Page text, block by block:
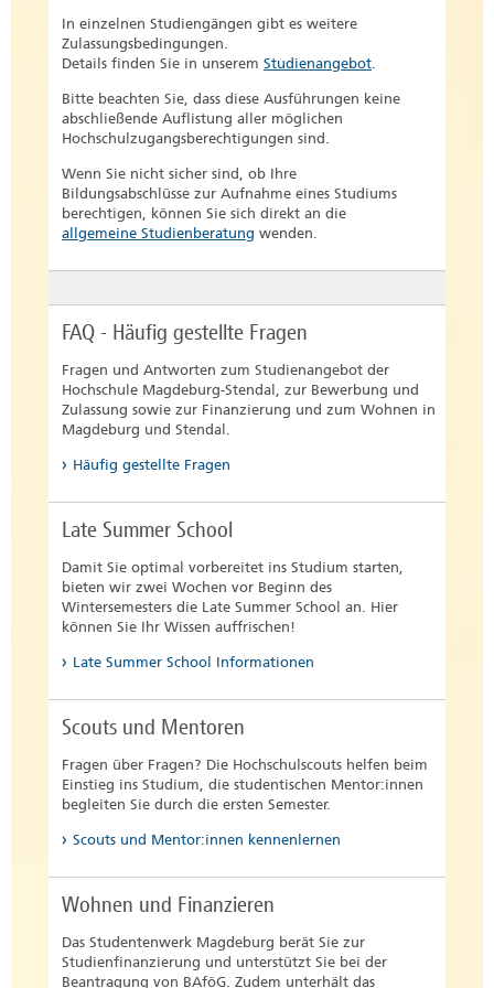
Laufbahnprüfung für den gehobenen nicht-
technischen Dienst
Verwaltung einer Bundeswehrfachschule,
in der DDR erworbene Zeugnisse, die der
Fachhochschulreife entsprechen ( z. B.
Abschlusszeugnisse einer Ingenieur- und
Fachschule)
Näheres zu den Studienberechtigungen regelt
die
Landes Sachsen-Anhalt (HSQ-VO)
in Verbindung mit dem
Hochschulgesetz des Landes Sachsen-Anhalt.
schulischen und beruflichen
Ausbildung und beruflicher
Tätigkeiten
Amtlich beglaubigte Kopie des
Abschlusszeugnisses der
Berufsausbildung
Nachweis der hauptberuflichen
Tätigkeit
Angabe des gewünschten
Studiengangs mit kurzer
für das Sommersemesterbeim
berufsbegleitende Studiengänge
können andere Fristen gelten.
Die Eingangsprüfung besteht aus einer
Teilprüfung.
Bei positiv abgeschlossenen
Feststellungsverfahren gilt die
Bescheinigung nur fachbezogen für
den gewählten Studiengang an der
Hochschule Magdeburg-Stendal.
Prüfungsinhalte
qualifiziert sind, wird vor der eigentlichen
Bewerbung auf den Studiengang geprüft. Der
formlose Antrag muss deswegen fristgerecht
via onlinebewerbung@h2.deeingereicht
werden.
Voraussetzungen:
der Studienwunsch weist eine fachliche
Verwandtschaft zur Ausbildung und
Fachgebiet
Bewerbungsfrist:
31.05. (Wintersemester) bzw. 30.11.
(Sommersemester) bei einem
oder
31.08 (Wintersemester) bzw. 15.02.
(Sommersemester) bei einem
Studienwunsch ohne
Zulassungsbeschränkung
Dem Antrag sind die folgenden Unterlagen
schon einmal ein Probestudium absolviert
nicht endgültig nicht bestanden haben
lückenloser Lebenslauf
bescheinigen wir Ihnen eine„fachgebundene
Hochschulzugangsberechtigung“für ein
In einzelnen Studiengängen gibt es weitere
Zulassungsbedingungen.
Details finden Sie in unserem Studienangebot.
Bitte beachten Sie, dass diese Ausführungen keine
abschließende Auflistung aller möglichen
Hochschulzugangsberechtigungen sind.
Wenn Sie nicht sicher sind, ob Ihre
Bildungsabschlüsse zur Aufnahme eines Studiums
berechtigen, können Sie sich direkt an die
allgemeine Studienberatung wenden.
FAQ - Häufig gestellte Fragen
Fragen und Antworten zum Studienangebot der
Hochschule Magdeburg-Stendal, zur Bewerbung und
Zulassung sowie zur Finanzierung und zum Wohnen in
Magdeburg und Stendal.
Häufig gestellte Fragen
Late Summer School
Damit Sie optimal vorbereitet ins Studium starten,
bieten wir zwei Wochen vor Beginn des
Wintersemesters die Late Summer School an. Hier
können Sie Ihr Wissen auffrischen!
Late Summer School Informationen
Scouts und Mentoren
Fragen über Fragen? Die Hochschulscouts helfen beim
Einstieg ins Studium, die studentischen Mentor:innen
begleiten Sie durch die ersten Semester.
Scouts und Mentor:innen kennenlernen
Wohnen und Finanzieren
Das Studentenwerk Magdeburg berät Sie zur
Studienfinanzierung und unterstützt Sie bei der
Beantragung von BAföG. Zudem unterhält das